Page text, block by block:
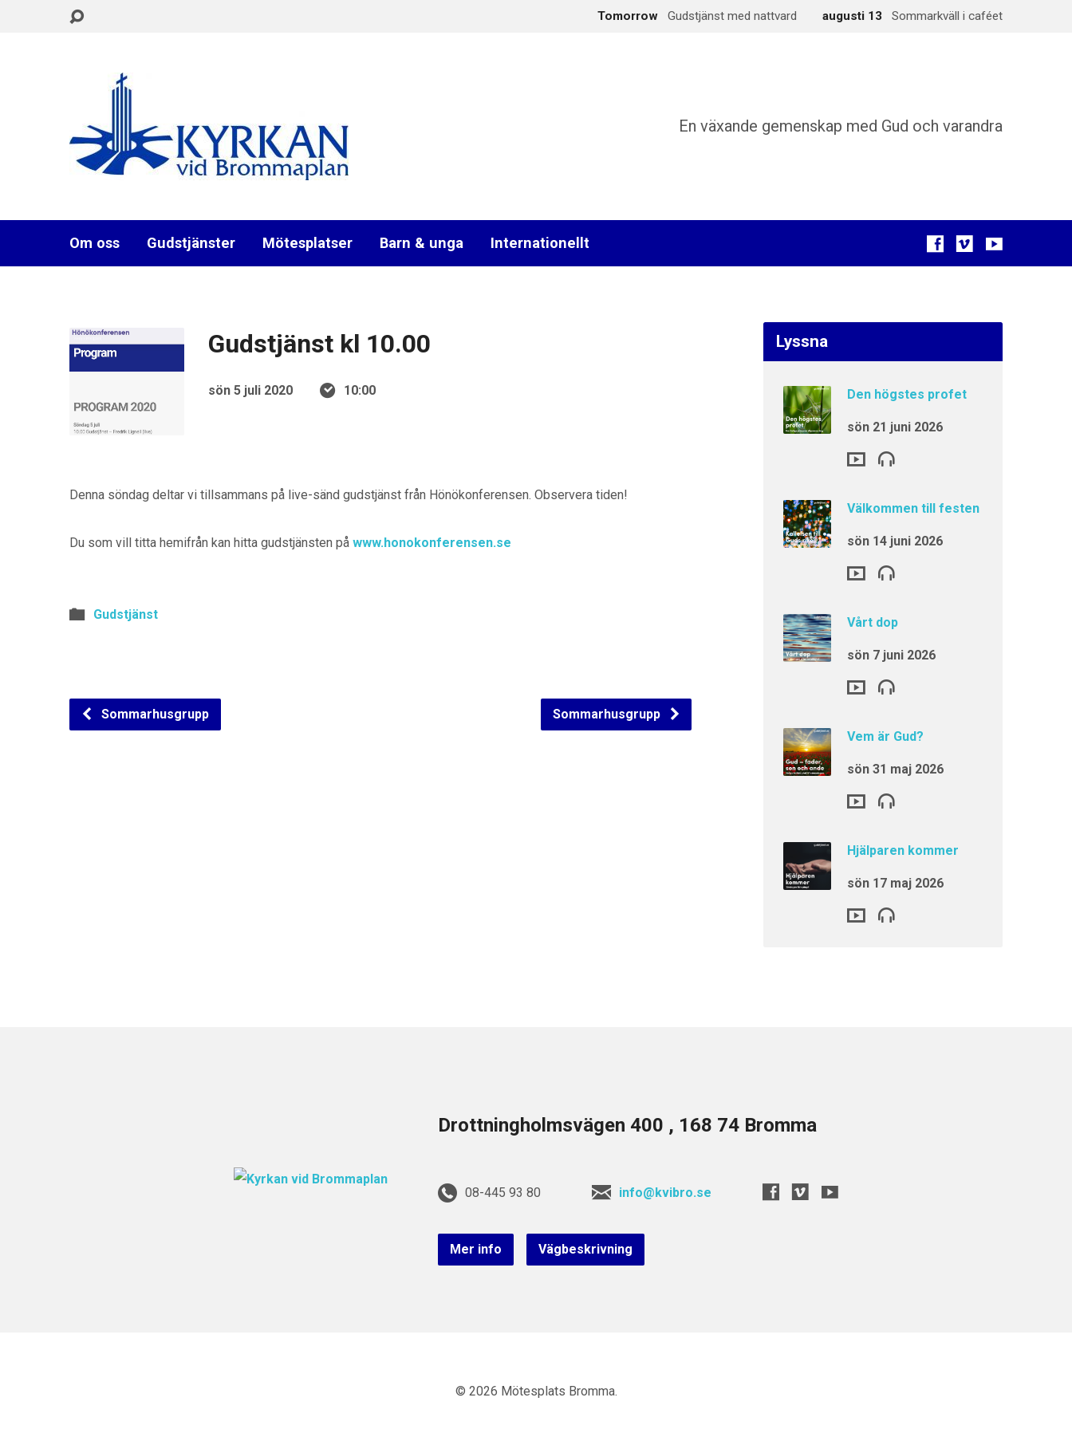
Tomorrow Gudstjänst med nattvard augusti 13 Sommarkväll i caféet
En växande gemenskap med Gud och varandra
Om oss Gudstjänster Mötesplatser Barn & unga Internationellt
Gudstjänst kl 10.00
sön 5 juli 2020 10:00
Denna söndag deltar vi tillsammans på live-sänd gudstjänst från Hönökonferensen. Observera tiden!
Du som vill titta hemifrån kan hitta gudstjänsten på www.honokonferensen.se
Gudstjänst
Sommarhusgrupp Sommarhusgrupp
Lyssna
Den högstes profet
sön 21 juni 2026
Välkommen till festen
sön 14 juni 2026
Vårt dop
sön 7 juni 2026
Vem är Gud?
sön 31 maj 2026
Hjälparen kommer
sön 17 maj 2026
Drottningholmsvägen 400 , 168 74 Bromma
08-445 93 80 info@kvibro.se
Mer info Vägbeskrivning
© 2026 Mötesplats Bromma.